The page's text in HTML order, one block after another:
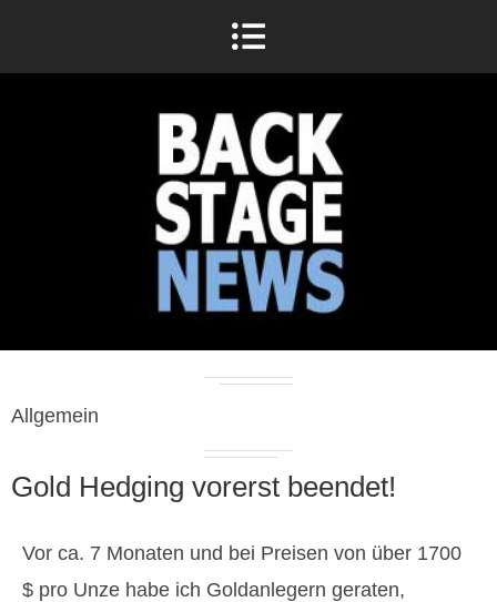
Allgemein
Gold Hedging vorerst beendet!
Vor ca. 7 Monaten und bei Preisen von über 1700
$ pro Unze habe ich Goldanlegern geraten,